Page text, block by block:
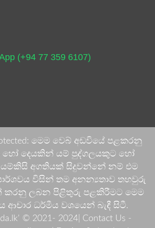
(+94 77 359 6107)
මෙම වෙබ් අඩවියේ පළකරනු
දෙයකින් යම් පුද්ගලයකුට හෝ
යම්කිසි අගතියක් සිදුවන්නේ නම් එම
විසින් තම අනන්‍යතාව තහවුරු
කරනු ලබන පිළිතුරු පළකිරීමට මෙම
ආචාර ධර්මීය වශයෙන් බැඳී සිටී.
© 2021- 2024| Contact Us -